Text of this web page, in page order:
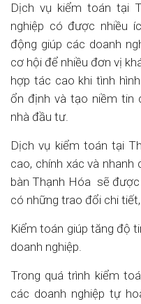
Dịch vụ kiểm toán tại
nghiệp có được nhiều
động giúp các doanh
cơ hội để nhiều đơn vị
hợp tác cao khi tình
ổn định và tạo niềm tin
nhà đầu tư.
Dịch vụ kiểm toán tại
cao, chính xác và
bàn Thạnh Hóa sẽ
có những trao đổi chi
Kiểm toán giúp tăng độ
doanh nghiệp.
Trong quá trình kiểm
các doanh nghiệp tự